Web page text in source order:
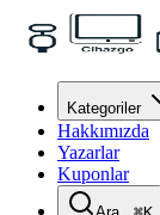
Kategoriler
Hakkımızda
Yazarlar
Kuponlar